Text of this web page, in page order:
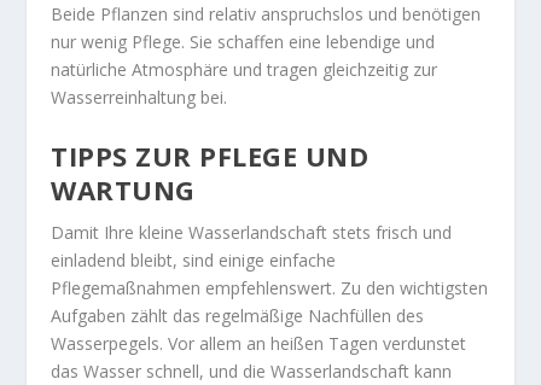
Beide Pflanzen sind relativ anspruchslos und benötigen
nur wenig Pflege. Sie schaffen eine lebendige und
natürliche Atmosphäre und tragen gleichzeitig zur
Wasserreinhaltung bei.
TIPPS ZUR PFLEGE UND
WARTUNG
Damit Ihre kleine Wasserlandschaft stets frisch und
einladend bleibt, sind einige einfache
Pflegemaßnahmen empfehlenswert. Zu den wichtigsten
Aufgaben zählt das regelmäßige Nachfüllen des
Wasserpegels. Vor allem an heißen Tagen verdunstet
das Wasser schnell, und die Wasserlandschaft kann